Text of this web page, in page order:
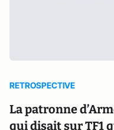
RETROSPECTIVE
La patronne
qui disait sur TF1